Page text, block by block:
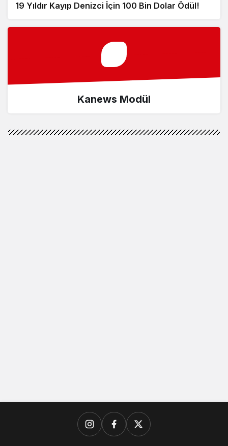
19 Yıldır Kayıp Denizci İçin 100 Bin Dolar Ödül!
Kanews Modül